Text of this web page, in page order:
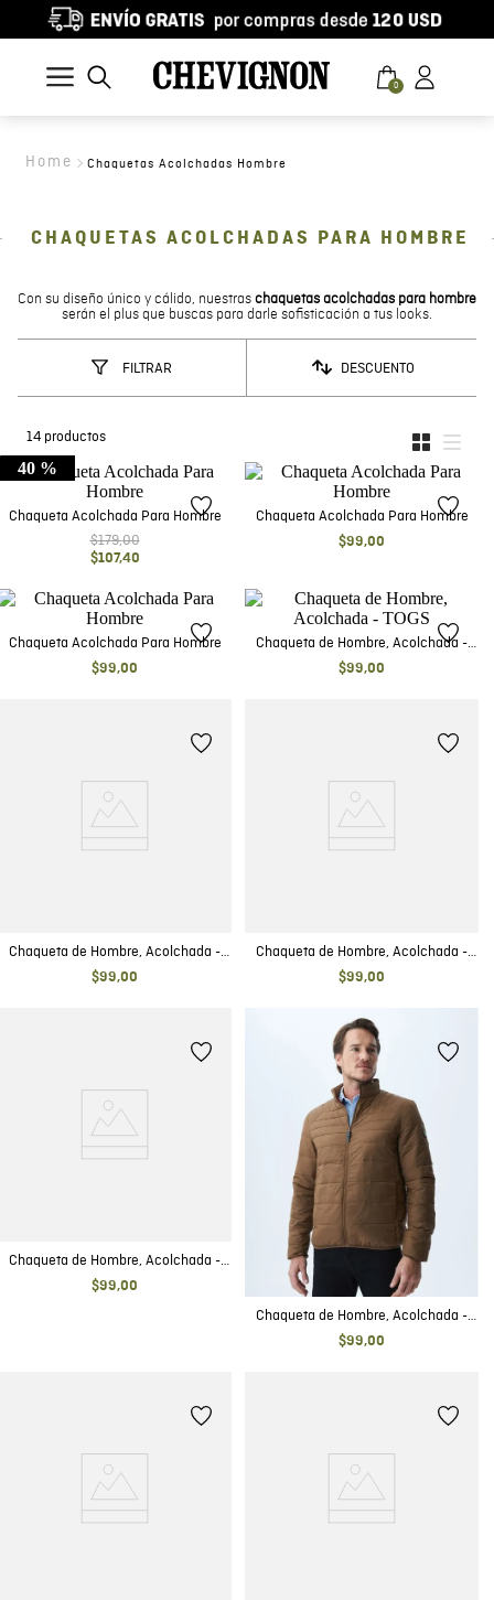
0
Chaquetas Acolchadas Hombre
CHAQUETAS ACOLCHADAS PARA HOMBRE
Con su diseño único y cálido, nuestras chaquetas acolchadas para hombre
serán el plus que buscas para darle sofisticación a tus looks.
FILTRAR DESCUENTO
14 productos
40 %
Chaqueta Acolchada Para Hombre
$179,00
$107,40
Chaqueta Acolchada Para Hombre
$99,00
Chaqueta Acolchada Para Hombre
$99,00
Chaqueta de Hombre, Acolchada -
TOGS
$99,00
Chaqueta de Hombre, Acolchada -
TOGS
$99,00
Chaqueta de Hombre, Acolchada -
TOGS
$99,00
Chaqueta de Hombre, Acolchada -
TOGS
$99,00
Chaqueta de Hombre, Acolchada -
TOGS
$99,00